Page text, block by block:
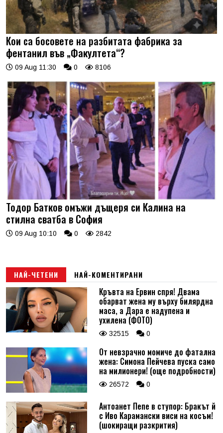
Кои са босовете на разбитата фабрика за
фентанил във „Факултета“?
09 Aug 11:30 0 8106
Тодор Батков омъжи дъщеря си Калина на
стилна сватба в София
09 Aug 10:10 0 2842
НАЙ-ЧЕТЕНИ НАЙ-КОМЕНТИРАНИ
Кръвта на Ервин спря! Двама
обарват жена му върху билярдна
маса, а Дара е надупена и
ухилена (ФОТО)
32515 0
От невзрачно момиче до фатална
жена: Симона Пейчева пуска само
на милионери! (още подробности)
26572 0
Антоанет Пепе в ступор: Бракът й
с Иво Карамански виси на косъм!
(шокиращи разкрития)